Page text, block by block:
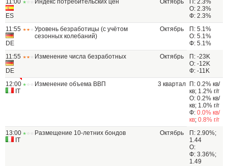
11:00
ES
Индекс потребительских цен Октябрь
П: 2.3%
О: 2.3%
Ф: 2.3%
11:55
DE
Уровень безработицы (с учётом
сезонных колебаний)
Октябрь
П: 5.1%
О: 5.1%
Ф: 5.1%
11:55
DE
Изменение числа безработных Октябрь
П: -23K
О: -12K
Ф: -11K
12:00
IT
Изменение объема ВВП 3 квартал
П: 0.2% кв/
кв; 1.2% г/г
О: 0.2% кв/
кв; 1.0% г/г
Ф: 0.0% кв/
кв; 0.8% г/г
13:00
IT
Размещение 10-летних бондов Октябрь
П: 2.90%;
1.44
О:
Ф: 3.36%;
1.49